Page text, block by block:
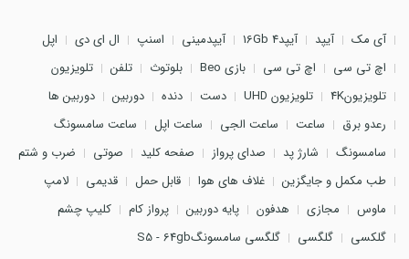
آی مک آیپد آیپد4 16Gb آیپدمینی اسنپ ال ای دی
اپل
اچ تی سی
اچ تی سی بازی Beo بلوتوث تلفن
تلویزیون
تلویزیون4K
تلویزیون UHD دست دنده دوربین
دوربین ها
رعدو برق
ساعت ساعت الجی ساعت اپل
ساعت سامسونگ
سامسونگ
شارژ پد صدای پرواز صفحه کلید صوتی
ضرب و شتم
طب مکمل و جایگزین
غلاف های هوا قابل حمل قدیمی
لامپ
ماوس
مجازی هدفون پایه دوربین پرواز کام
کلیپ چشم
گلکسی
گلگسی
گلگسی سامسونگS5 - 64gb